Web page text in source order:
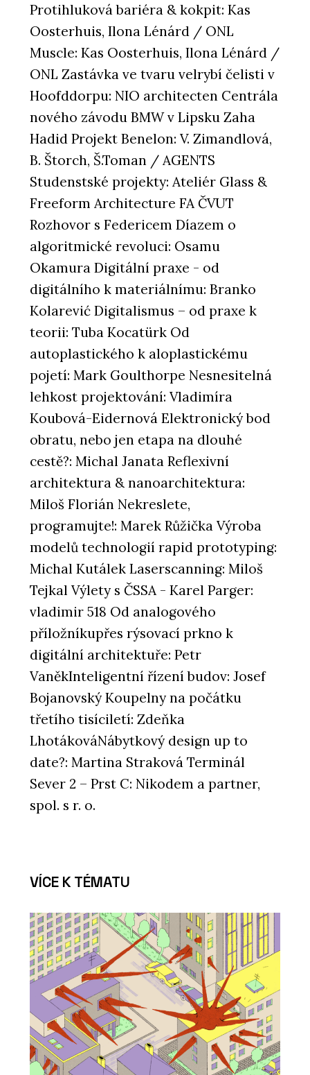
Protihluková bariéra & kokpit: Kas
Oosterhuis, Ilona Lénárd / ONL
Muscle: Kas Oosterhuis, Ilona Lénárd /
ONL Zastávka ve tvaru velrybí čelisti v
Hoofddorpu: NIO architecten Centrála
nového závodu BMW v Lipsku Zaha
Hadid Projekt Benelon: V. Zimandlová,
B. Štorch, Š.Toman / AGENTS
Studenstské projekty: Ateliér Glass &
Freeform Architecture FA ČVUT
Rozhovor s Federicem Díazem o
algoritmické revoluci: Osamu
Okamura Digitální praxe - od
digitálního k materiálnímu: Branko
Kolarević Digitalismus – od praxe k
teorii: Tuba Kocatürk Od
autoplastického k aloplastickému
pojetí: Mark Goulthorpe Nesnesitelná
lehkost projektování: Vladimíra
Koubová-Eidernová Elektronický bod
obratu, nebo jen etapa na dlouhé
cestě?: Michal Janata Reflexivní
architektura & nanoarchitektura:
Miloš Florián Nekreslete,
programujte!: Marek Růžička Výroba
modelů technologií rapid prototyping:
Michal Kutálek Laserscanning: Miloš
Tejkal Výlety s ČSSA - Karel Parger:
vladimir 518 Od analogového
příložníkupřes rýsovací prkno k
digitální architektuře: Petr
VaněkInteligentní řízení budov: Josef
Bojanovský Koupelny na počátku
třetího tisíciletí: Zdeňka
LhotákováNábytkový design up to
date?: Martina Straková Terminál
Sever 2 – Prst C: Nikodem a partner,
spol. s r. o.
VÍCE K TÉMATU